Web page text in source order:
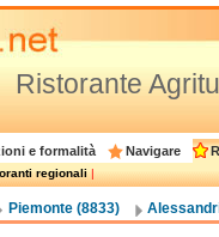
Ristorante
e formalità Navigare
regionali|
Piemonte (8833)